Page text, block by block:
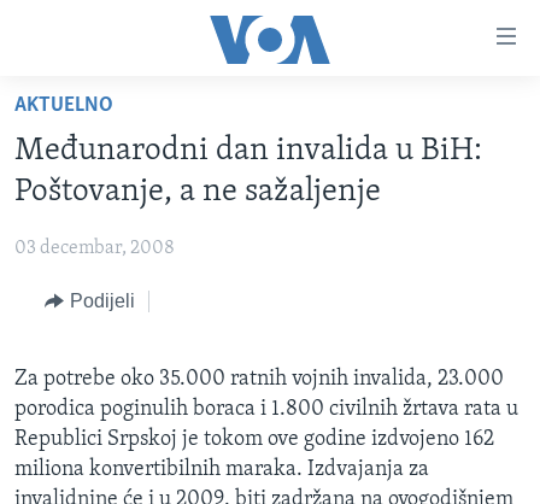
glavni
sadržaj
Pređi
na
glavnu
TV PROGRAM
VIDEO
FOTOGRAFIJE DANA
VIJESTI
SJEDINJENE AMERIČKE DRŽAVE
SVIJET
NAUKA I TEHNOLOGIJA
KORUPCIJA
SLOBODA MEDIJA
ŽENSKA STRANA
AKTUELNO
Međunarodni dan invalida u BiH:
Poštovanje, a ne sažaljenje
03 decembar, 2008
Podijeli
Za potrebe oko 35.000 ratnih vojnih invalida, 23.000
porodica poginulih boraca i 1.800 civilnih žrtava rata u
Republici Srpskoj je tokom ove godine izdvojeno 162
miliona konvertibilnih maraka. Izdvajanja za